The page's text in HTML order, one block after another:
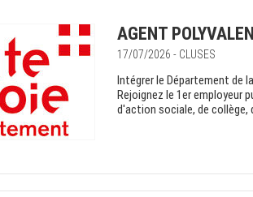
AGENT
17/07/2026 - CLUSES
Intégrer le Département de
Rejoignez le 1er employeur
d'action sociale, de collège,